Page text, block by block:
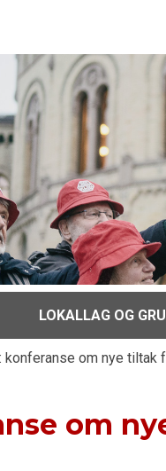
LOKALLAG OG
konferanse om nye tiltak
om